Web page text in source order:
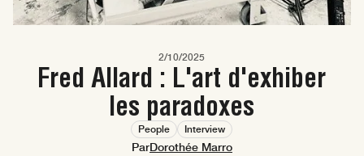
2/10/2025
Fred Allard : L'art d'exhiber
les paradoxes
People Interview
ParDorothée Marro